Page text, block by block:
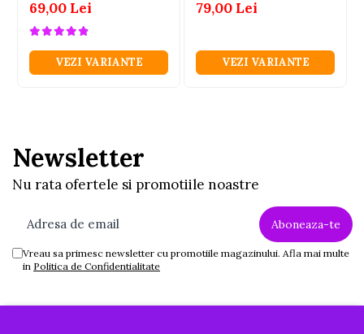
69,00 Lei
VEZI VARIANTE
79,00 Lei
VEZI VARIANTE
Newsletter
Nu rata ofertele si promotiile noastre
Vreau sa primesc newsletter cu promotiile magazinului. Afla mai multe
in Politica de Confidentialitate